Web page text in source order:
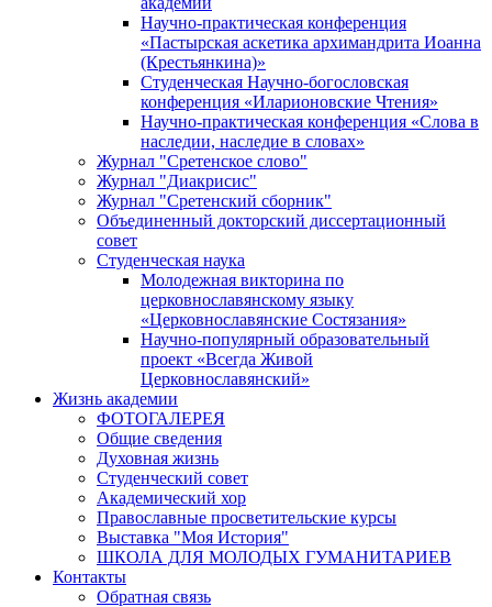
Научно-практическая конференция
«Пастырская аскетика архимандрита Иоанна
(Крестьянкина)»
Студенческая Научно-богословская
конференция «Иларионовские Чтения»
Научно-практическая конференция «Cлова в
наследии, наследие в словах»
Журнал "Сретенское слово"
Журнал "Диакрисис"
Журнал "Сретенский сборник"
Объединенный докторский диссертационный
совет
Студенческая наука
Молодежная викторина по
церковнославянскому языку
«Церковнославянские Состязания»
Научно-популярный образовательный
проект «Всегда Живой
Церковнославянский»
Жизнь академии
ФОТОГАЛЕРЕЯ
Общие сведения
Духовная жизнь
Студенческий совет
Академический хор
Православные просветительские курсы
Выставка "Моя История"
ШКОЛА ДЛЯ МОЛОДЫХ ГУМАНИТАРИЕВ
Контакты
Обратная связь